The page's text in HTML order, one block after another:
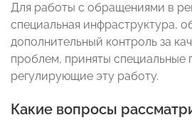
Для работы с обращениями в
специальная инфраструктура,
дополнительный контроль за
проблем, приняты специальные
регулирующие эту работу.
Какие вопросы